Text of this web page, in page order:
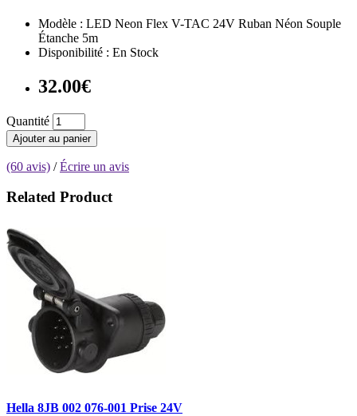
Modèle : LED Neon Flex V-TAC 24V Ruban Néon Souple
Étanche 5m
Disponibilité : En Stock
32.00€
Quantité
Ajouter au panier
(60 avis) /Écrire un avis
Related Product
Hella 8JB 002 076-001 Prise 24V